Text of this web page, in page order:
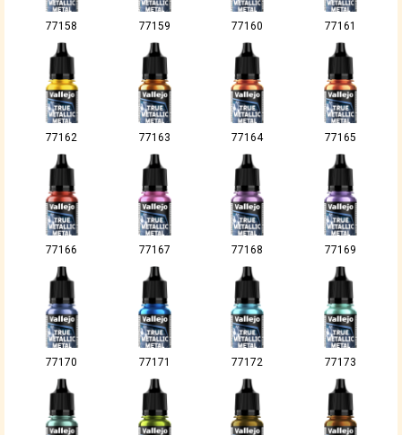
77158 77159 77160 77161
77162 77163 77164 77165
77166 77167 77168 77169
77170 77171 77172 77173